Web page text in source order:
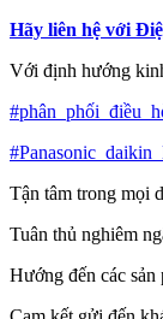
Hãy liên hệ với
Với định hướng
Tận tâm trong mọi
Tuân thủ nghiêm
Hướng đến các